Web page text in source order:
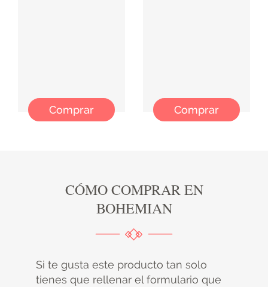
Comprar Comprar
CÓMO COMPRAR EN
BOHEMIAN
Si te gusta este producto tan solo
tienes que rellenar el formulario que